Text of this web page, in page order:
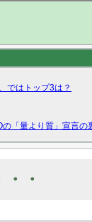
ではトップ3は？
「量より質」宣言
・